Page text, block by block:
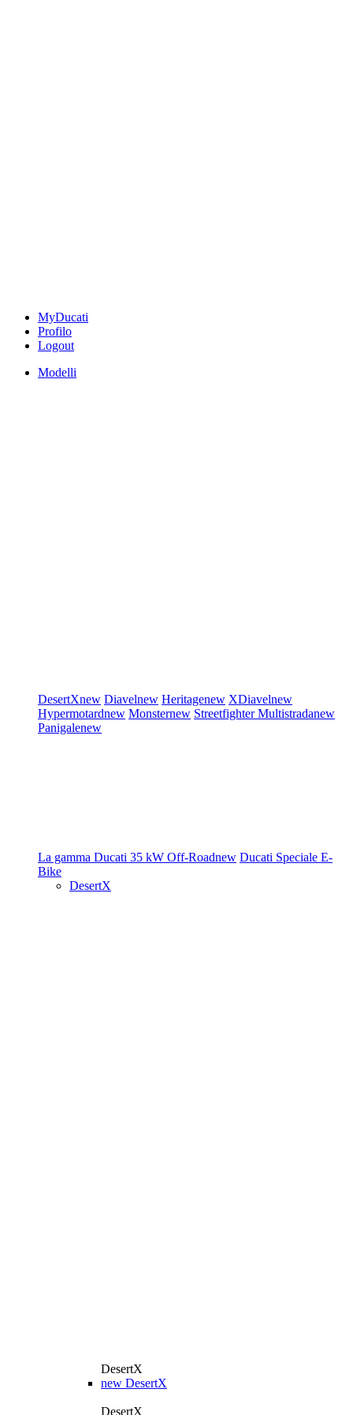
MyDucati
Profilo
Logout
Modelli
DesertXnew Diavelnew Heritagenew XDiavelnew
Hypermotardnew Monsternew StreetfighterMultistradanew
Panigalenew
La gamma Ducati 35 kW Off-Roadnew Ducati Speciale E-
Bike
DesertX
DesertX
new DesertX
DesertX